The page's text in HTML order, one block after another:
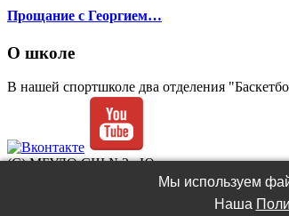
Прощание с Георгием…
О школе
В нашей спортшколе два отделения
(C) МБУДО СШ №2 «Ювента»
Разработка и администрирование сайта -
Политика в отношении обработки файлов
Мы используем
Наша